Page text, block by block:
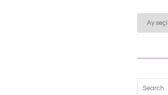
Arşiv
Arama: